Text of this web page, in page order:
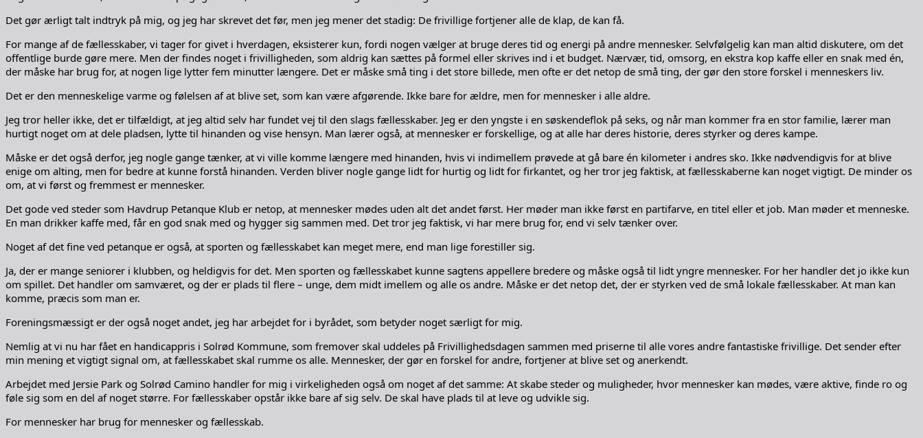
Det gør ærligt talt indtryk på mig, og jeg har skrevet det før, men jeg mener det stadig: De frivillige fortjener alle de klap, de kan få.
For mange af de fællesskaber, vi tager for givet i hverdagen, eksisterer kun, fordi nogen vælger at bruge deres tid og energi på andre mennesker. Selvfølgelig kan man altid diskutere, om det
offentlige burde gøre mere. Men der findes noget i frivilligheden, som aldrig kan sættes på formel eller skrives ind i et budget. Nærvær, tid, omsorg, en ekstra kop kaffe eller en snak med én,
der måske har brug for, at nogen lige lytter fem minutter længere. Det er måske små ting i det store billede, men ofte er det netop de små ting, der gør den store forskel i menneskers liv.
Det er den menneskelige varme og følelsen af at blive set, som kan være afgørende. Ikke bare for ældre, men for mennesker i alle aldre.
Jeg tror heller ikke, det er tilfældigt, at jeg altid selv har fundet vej til den slags fællesskaber. Jeg er den yngste i en søskendeflok på seks, og når man kommer fra en stor familie, lærer man
hurtigt noget om at dele pladsen, lytte til hinanden og vise hensyn. Man lærer også, at mennesker er forskellige, og at alle har deres historie, deres styrker og deres kampe.
Måske er det også derfor, jeg nogle gange tænker, at vi ville komme længere med hinanden, hvis vi indimellem prøvede at gå bare én kilometer i andres sko. Ikke nødvendigvis for at blive
enige om alting, men for bedre at kunne forstå hinanden. Verden bliver nogle gange lidt for hurtig og lidt for firkantet, og her tror jeg faktisk, at fællesskaberne kan noget vigtigt. De minder os
om, at vi først og fremmest er mennesker.
Det gode ved steder som Havdrup Petanque Klub er netop, at mennesker mødes uden alt det andet først. Her møder man ikke først en partifarve, en titel eller et job. Man møder et menneske.
En man drikker kaffe med, får en god snak med og hygger sig sammen med. Det tror jeg faktisk, vi har mere brug for, end vi selv tænker over.
Noget af det fine ved petanque er også, at sporten og fællesskabet kan meget mere, end man lige forestiller sig.
Ja, der er mange seniorer i klubben, og heldigvis for det. Men sporten og fællesskabet kunne sagtens appellere bredere og måske også til lidt yngre mennesker. For her handler det jo ikke kun
om spillet. Det handler om samværet, og der er plads til flere – unge, dem midt imellem og alle os andre. Måske er det netop det, der er styrken ved de små lokale fællesskaber. At man kan
komme, præcis som man er.
Foreningsmæssigt er der også noget andet, jeg har arbejdet for i byrådet, som betyder noget særligt for mig.
Nemlig at vi nu har fået en handicappris i Solrød Kommune, som fremover skal uddeles på Frivillighedsdagen sammen med priserne til alle vores andre fantastiske frivillige. Det sender efter
min mening et vigtigt signal om, at fællesskabet skal rumme os alle. Mennesker, der gør en forskel for andre, fortjener at blive set og anerkendt.
Arbejdet med Jersie Park og Solrød Camino handler for mig i virkeligheden også om noget af det samme: At skabe steder og muligheder, hvor mennesker kan mødes, være aktive, finde ro og
føle sig som en del af noget større. For fællesskaber opstår ikke bare af sig selv. De skal have plads til at leve og udvikle sig.
For mennesker har brug for mennesker og fællesskab.